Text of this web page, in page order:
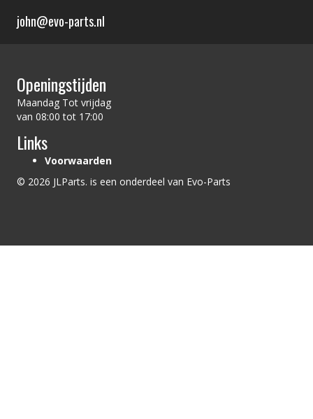
john@evo-parts.nl
Openingstijden
Maandag Tot vrijdag
van 08:00 tot 17:00
Links
Voorwaarden
© 2026 JLParts. is een onderdeel van Evo-Parts